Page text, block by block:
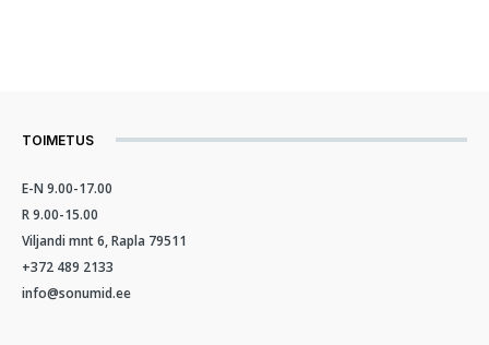
TOIMETUS
E-N 9.00-17.00
R 9.00-15.00
Viljandi mnt 6, Rapla 79511
+372 489 2133
info@sonumid.ee